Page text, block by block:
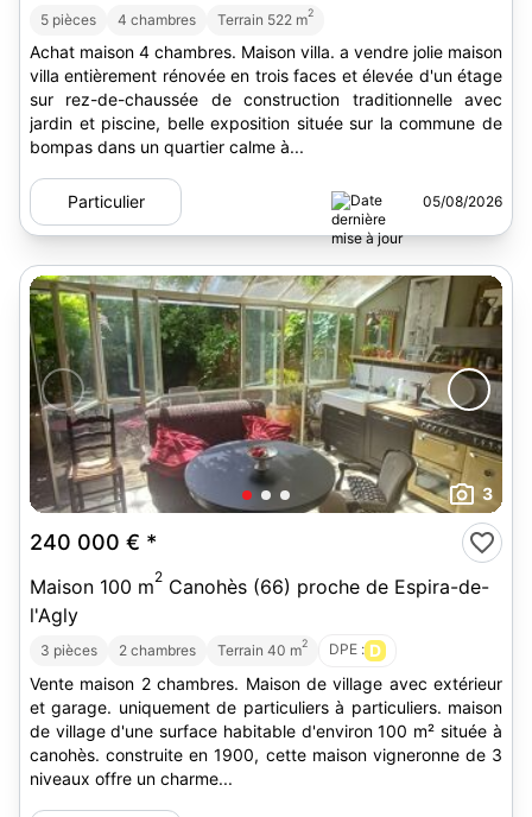
5 pièces 4 chambres Terrain 522 m2
Achat maison 4 chambres. Maison villa. a vendre jolie maison
villa entièrement rénovée en trois faces et élevée d'un étage
sur rez-de-chaussée de construction traditionnelle avec
jardin et piscine, belle exposition située sur la commune de
bompas dans un quartier calme à...
Particulier 05/08/2026
3
240 000 € *
Maison 100 m2 Canohès (66) proche de Espira-de-
l'Agly
3 pièces 2 chambres Terrain 40 m2 DPE : D
Vente maison 2 chambres. Maison de village avec extérieur
et garage. uniquement de particuliers à particuliers. maison
de village d'une surface habitable d'environ 100 m² située à
canohès. construite en 1900, cette maison vigneronne de 3
niveaux offre un charme...